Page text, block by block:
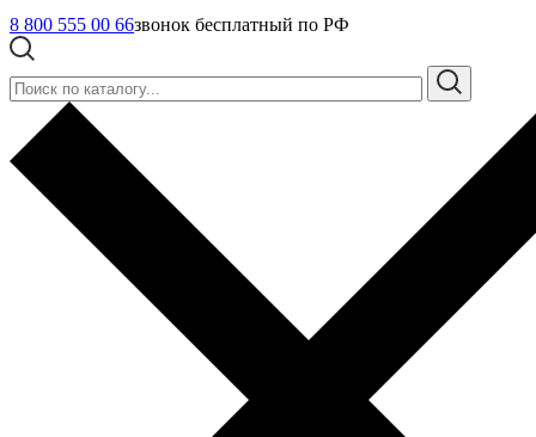
8 800 555 00 66звонок бесплатный по РФ